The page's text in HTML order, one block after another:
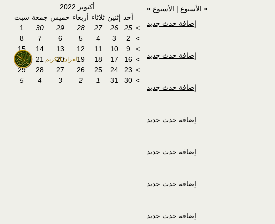
القران الكريم
« الأسبوع | الأسبوع »
إضافة حدث جديد
إضافة حدث جديد
إضافة حدث جديد
إضافة حدث جديد
إضافة حدث جديد
إضافة حدث جديد
إضافة حدث جديد
أكتوبر 2022
أحد إثنين ثلاثاء أربعاء خميس جمعة سبت
>
25
26
27
28
29
30
1
>
2
3
4
5
6
7
8
>
9
10
11
12
13
14
15
>
16
17
18
19
20
21
22
>
23
24
25
26
27
28
29
>
30
31
1
2
3
4
5